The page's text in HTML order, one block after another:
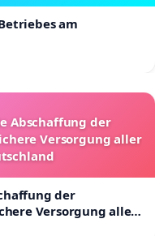
am
Abschaffung der
Versorgung aller
der
Versorgung aller